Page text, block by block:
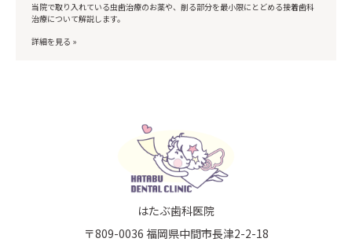
当院で取り入れている虫歯治療のお薬や、削る部分を最小限にとどめる接着歯科
治療について解説します。
詳細を見る »
はたぶ歯科医院
〒809-0036 福岡県中間市長津2-2-18